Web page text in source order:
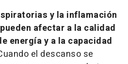
y la inflamación
afectar a la calidad
energía y a la capacidad
el descanso se